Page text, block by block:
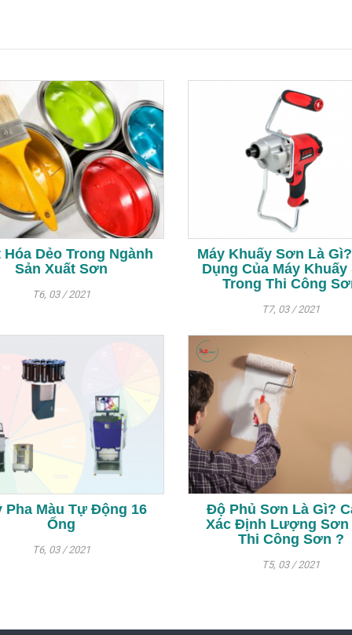
Hóa Dẻo Trong Ngành
Sản Xuất Sơn
T6, 03 / 2021
Máy Khuấy Sơn Là
Dụng Của Máy
Trong Thi Công
T7, 03 / 2021
Pha Màu Tự Động 16
Ống
T6, 03 / 2021
Độ Phủ Sơn Là Gì?
Xác Định Lượng Sơn
Thi Công Sơn ?
T5, 03 / 2021